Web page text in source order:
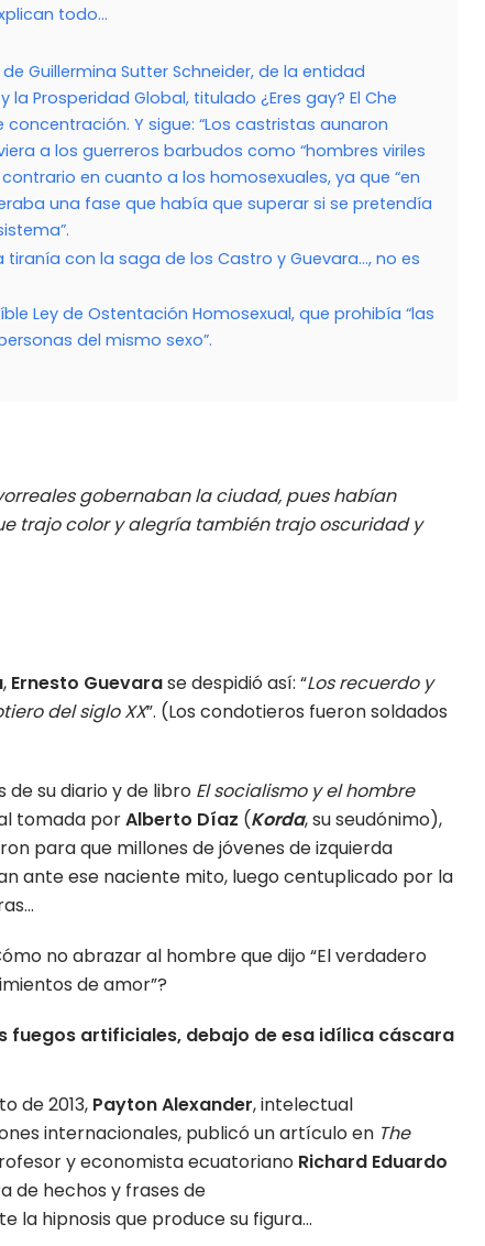
todo…
Guillermina Sutter Schneider, de la entidad
Prosperidad Global, titulado ¿Eres gay? El Che
Y sigue: “Los castristas aunaron
a los guerreros barbudos como “hombres viriles
en cuanto a los homosexuales, ya que “en
una fase que había que superar si se pretendía
con la saga de los Castro y Guevara…, no es
Ley de Ostentación Homosexual, que prohibía “las
del mismo sexo”.
gobernaban la ciudad, pues habían
trajo color y alegría también trajo oscuridad y
, Ernesto Guevarase despidió así: “Los recuerdo y
del siglo XX”. (Los condotieros fueron soldados
su diario y de libro El socialismo y el hombre
tomada porAlberto Díaz (Korda, su seudónimo),
para que millones de jóvenes de izquierda
ante ese naciente mito, luego centuplicado por la
no abrazar al hombre que dijo “El verdadero
de amor”?
fuegos artificiales, debajo de esa idílica cáscara
de 2013, Payton Alexander, intelectual
internacionales, publicó un artículo en The
y economista ecuatoriano Richard Eduardo
de hechos y frases de
la hipnosis que produce su figura…